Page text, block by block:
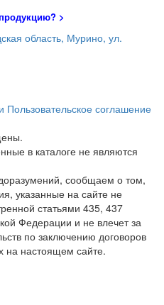
? >
область, Мурино, ул.
Пользовательское соглашение
в каталоге не являются
сообщаем о том,
указанные на сайте не
статьями 435, 437
Федерации и не влечет за
по заключению договоров
на настоящем сайте.